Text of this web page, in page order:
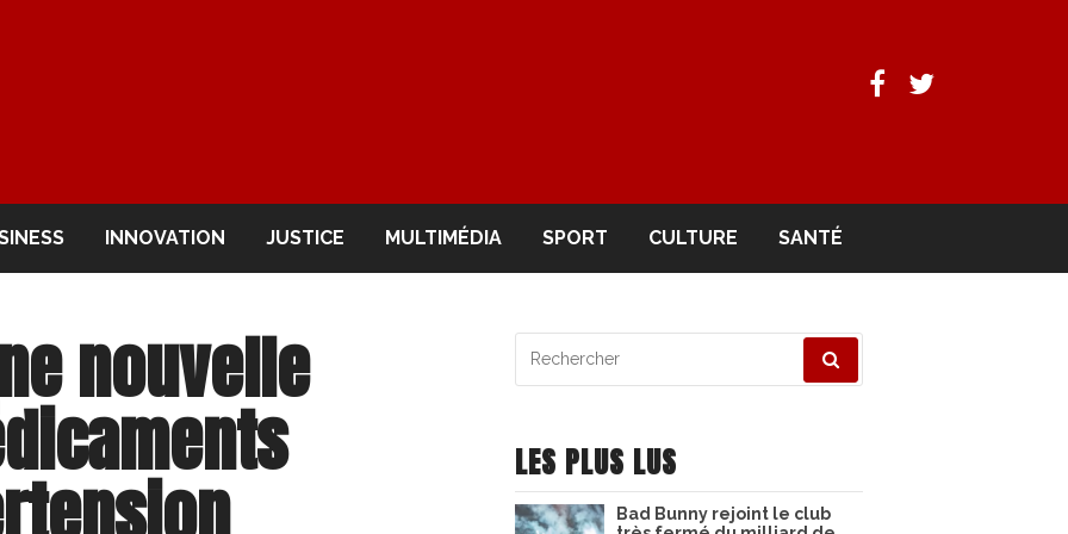
Facebook
Twitter
INNOVATION JUSTICE MULTIMÉDIA SPORT CULTURE SANTÉ
nouvelle
pour
LES PLUS LUS
Bad Bunny rejoint le club